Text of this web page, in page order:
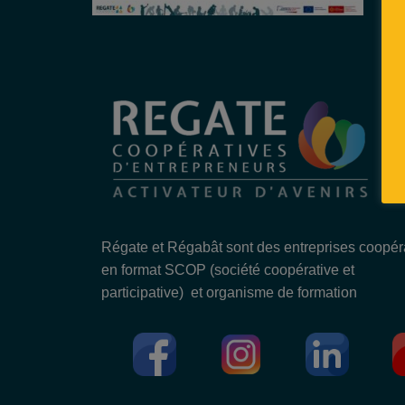
Régate et Régabât sont des entreprises
en format SCOP (société coopérative et
participative) et organisme de formation